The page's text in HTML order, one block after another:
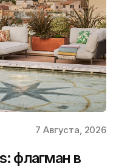
7 Августа, 2026
флагман в